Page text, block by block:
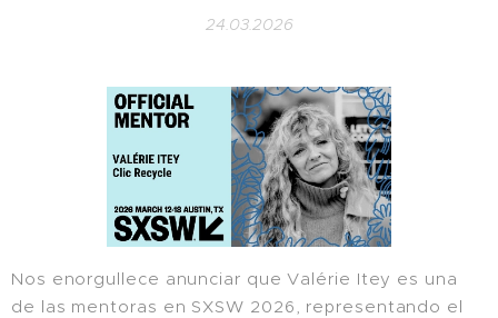
24.03.2026
Nos enorgullece anunciar que Valérie Itey es una
de las mentoras en SXSW 2026, representando el